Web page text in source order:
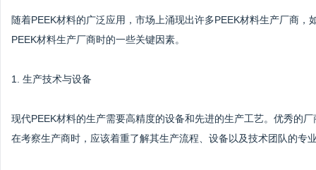
随着PEEK材料的广泛应用，市场上涌现出许多PEEK材料生产厂商
PEEK材料生产厂商时的一些关键因素。
1. 生产技术与设备
现代PEEK材料的生产需要高精度的设备和先进的生产工艺。优秀的
在考察生产商时，应该着重了解其生产流程、设备以及技术团队的专